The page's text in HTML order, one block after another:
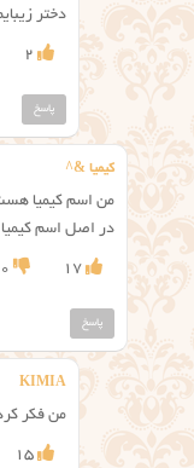
دختر
2
پاسخ
کیمیا &^
من اسم کیمیا
در اصل اسم
17
0
پاسخ
KIMIA
من فکر
15